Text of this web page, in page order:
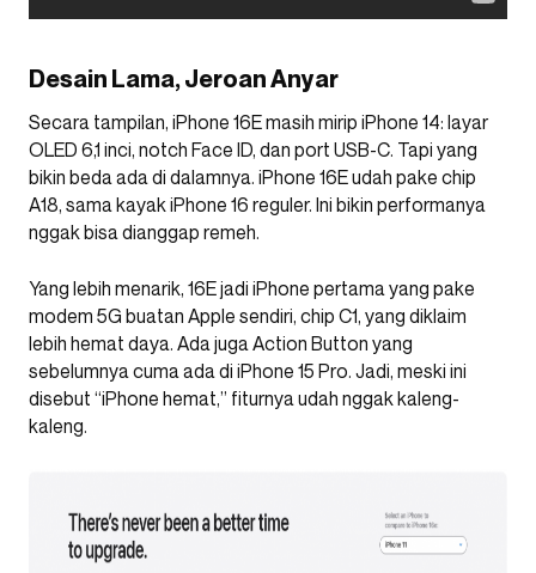
Desain Lama, Jeroan Anyar
Secara tampilan, iPhone 16E masih mirip iPhone 14: layar
OLED 6,1 inci, notch Face ID, dan port USB-C. Tapi yang
bikin beda ada di dalamnya. iPhone 16E udah pake chip
A18, sama kayak iPhone 16 reguler. Ini bikin performanya
nggak bisa dianggap remeh.
Yang lebih menarik, 16E jadi iPhone pertama yang pake
modem 5G buatan Apple sendiri, chip C1, yang diklaim
lebih hemat daya. Ada juga Action Button yang
sebelumnya cuma ada di iPhone 15 Pro. Jadi, meski ini
disebut “iPhone hemat,” fiturnya udah nggak kaleng-
kaleng.